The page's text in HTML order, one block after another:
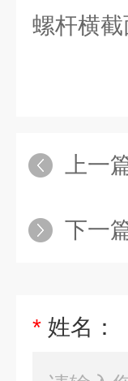
螺杆横截
上一
下一
* 姓名：